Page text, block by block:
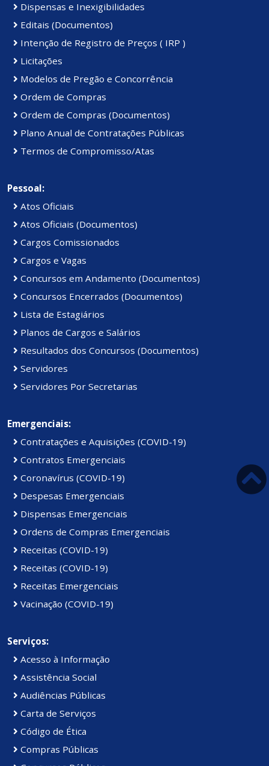
Dispensas e Inexigibilidades
Editais (Documentos)
Intenção de Registro de Preços ( IRP )
Licitações
Modelos de Pregão e Concorrência
Ordem de Compras
Ordem de Compras (Documentos)
Plano Anual de Contratações Públicas
Termos de Compromisso/Atas
Pessoal:
Atos Oficiais
Atos Oficiais (Documentos)
Cargos Comissionados
Cargos e Vagas
Concursos em Andamento (Documentos)
Concursos Encerrados (Documentos)
Lista de Estagiários
Planos de Cargos e Salários
Resultados dos Concursos (Documentos)
Servidores
Servidores Por Secretarias
Emergenciais:
Contratações e Aquisições (COVID-19)
Contratos Emergenciais
Coronavírus (COVID-19)
Despesas Emergenciais
Dispensas Emergenciais
Ordens de Compras Emergenciais
Receitas (COVID-19)
Receitas (COVID-19)
Receitas Emergenciais
Vacinação (COVID-19)
Serviços:
Acesso à Informação
Assistência Social
Audiências Públicas
Carta de Serviços
Código de Ética
Compras Públicas